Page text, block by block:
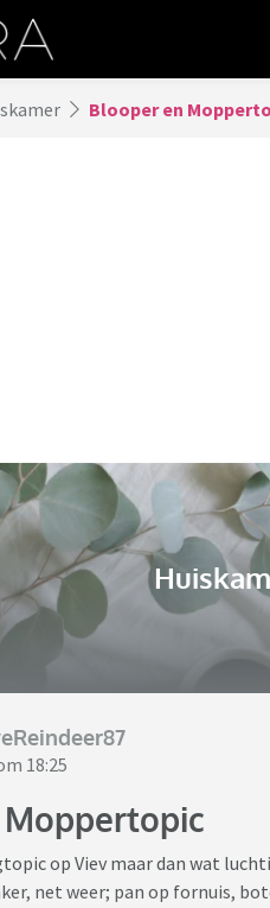
Blooper en
18:25
op Viev maar dan wat
net weer; pan op fornuis,